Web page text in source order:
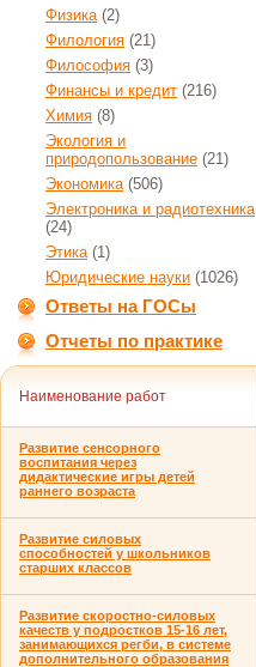
Физика(2)
Филология (21)
Философия (3)
Финансы и кредит (216)
Химия (8)
Экология и
природопользование (21)
Экономика(506)
Электроника и радиотехника
(24)
Этика(1)
Юридические науки (1026)
Ответы на ГОСы
Отчеты по практике
Наименование работ
Развитие сенсорного
воспитания через
дидактические игры детей
раннего возраста
Развитие силовых
способностей у школьников
старших классов
Развитие скоростно-силовых
качеств у подростков 15-16 лет,
занимающихся регби, в системе
дополнительного образования